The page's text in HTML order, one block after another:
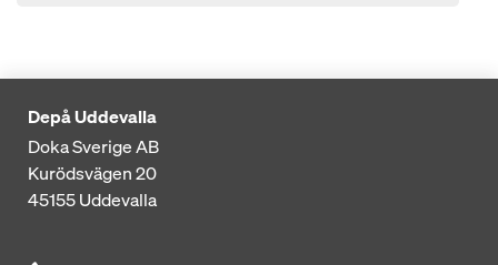
Depå Uddevalla
Doka Sverige AB
Kurödsvägen 20
45155Uddevalla